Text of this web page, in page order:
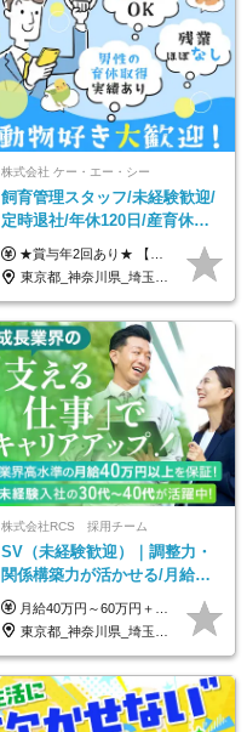
株式会社 ケー・エー・シー
飼育管理スタッフ/未経験歓迎/
定時退社/年休120日/産育休実
績あり/連休取得OK/賞与年2
回/急募求人
★賞与年2回あり★ 【未経験の方】月給20万7,750円～＋賞与年2回＋残業代全額支給＋交通費支給 【生物系大卒の方】月給21万3,750円～＋賞与年2回＋残業代全額支給＋交通費支給 ★手当が充実★ ・資格手当（実験動物技術者2級：月3,000円、1級：月7,000円） ・家族手当 ・住宅費用補助（転居を伴う転勤の場合：最大5年間支給） ・残業代全額支給 ※入社5年目程度で賞与4.6ヶ月分の支給実績あり ※月給の金額は、能力やスキルを考慮して決定します ※試用期間6ヶ月あり（雇用形態・給与・待遇に差異なし）
東京都_神奈川県_埼玉県_大阪府_愛知県_茨城県_三重県_京都府_佐賀県
株式会社RCS 採用チーム
SV（未経験歓迎）｜調整力・
関係構築力が活かせる/月給40
万円以上/30～40代活躍中/6か
月間の研修充実
月給40万円～60万円＋各種手当＋業績賞与 ◎経験や能力等を考慮し、優遇いたします！ ◎成果により業績賞与を年2回支給します！ 上記月給には、固定残業代として 「60,800円～95,000円（28時間分）」を含む。 超過分は別途全額支給します。
東京都_神奈川県_埼玉県_千葉県_大阪府_愛知県_北海道_青森県_岩手県_宮城県_秋田県_山形県_福島県_茨城県_栃木県_群馬県_新潟県_山梨県_長野県_富山県_石川県_福井県_静岡県_岐阜県_三重県_兵庫県_京都府_滋賀県_奈良県_和歌山県_広島県_岡山県_鳥取県_島根県_山口県_徳島県_香川県_愛媛県_高知県_福岡県_熊本県_佐賀県_長崎県_大分県_宮崎県_鹿児島県_沖縄県